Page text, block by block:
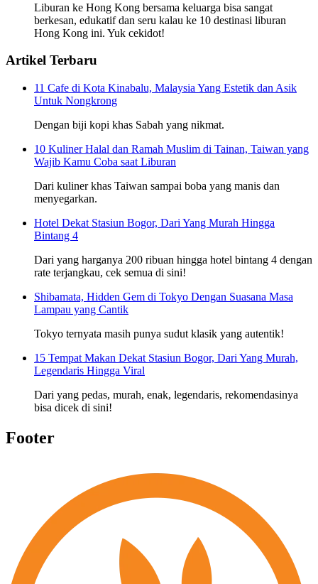
Liburan ke Hong Kong bersama keluarga bisa sangat
berkesan, edukatif dan seru kalau ke 10 destinasi liburan
Hong Kong ini. Yuk cekidot!
Artikel Terbaru
11 Cafe di Kota Kinabalu, Malaysia Yang Estetik dan Asik
Untuk Nongkrong
Dengan biji kopi khas Sabah yang nikmat.
10 Kuliner Halal dan Ramah Muslim di Tainan, Taiwan yang
Wajib Kamu Coba saat Liburan
Dari kuliner khas Taiwan sampai boba yang manis dan
menyegarkan.
Hotel Dekat Stasiun Bogor, Dari Yang Murah Hingga
Bintang 4
Dari yang harganya 200 ribuan hingga hotel bintang 4 dengan
rate terjangkau, cek semua di sini!
Shibamata, Hidden Gem di Tokyo Dengan Suasana Masa
Lampau yang Cantik
Tokyo ternyata masih punya sudut klasik yang autentik!
15 Tempat Makan Dekat Stasiun Bogor, Dari Yang Murah,
Legendaris Hingga Viral
Dari yang pedas, murah, enak, legendaris, rekomendasinya
bisa dicek di sini!
Footer